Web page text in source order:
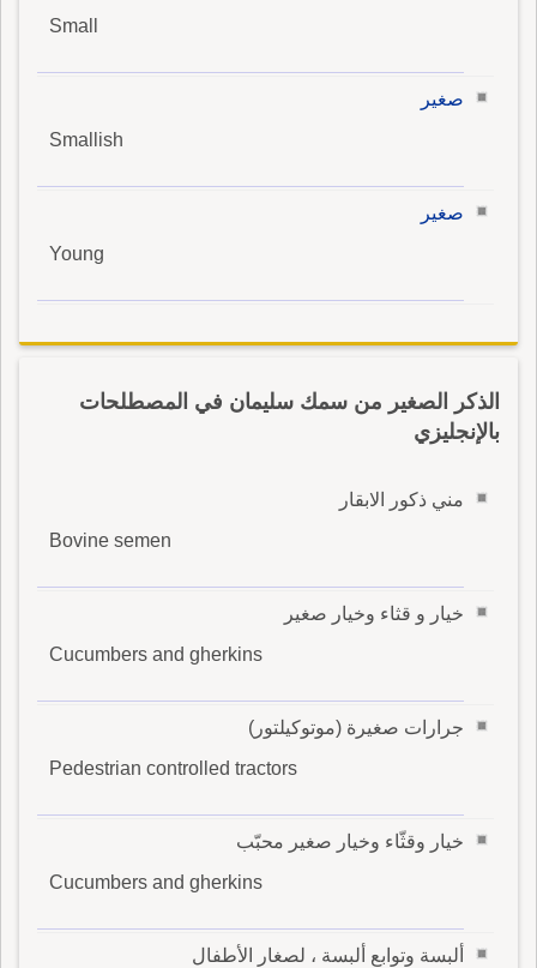
Small
صغير
Smallish
صغير
Young
الذكر الصغير من سمك سليمان في المصطلحات
بالإنجليزي
مني ذكور الابقار
Bovine semen
خيار و قثاء وخيار صغير
Cucumbers and gherkins
جرارات صغيرة (موتوكيلتور)
Pedestrian controlled tractors
خيار وقثّاء وخيار صغير محبّب
Cucumbers and gherkins
ألبسة وتوابع ألبسة ، لصغار الأطفال